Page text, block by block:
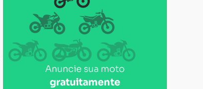
Anuncie sua moto
gratuitamente